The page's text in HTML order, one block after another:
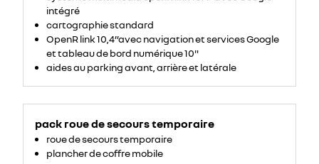
intégré
cartographie standard
OpenR link 10,4’’avec navigation et services Google
et tableau de bord numérique 10"
aides au parking avant, arrière et latérale
bidi-
language:
AR-
SA">Pneus
tout
</span>
pack roue de secours temporaire
roue de secours temporaire
plancher de coffre mobile